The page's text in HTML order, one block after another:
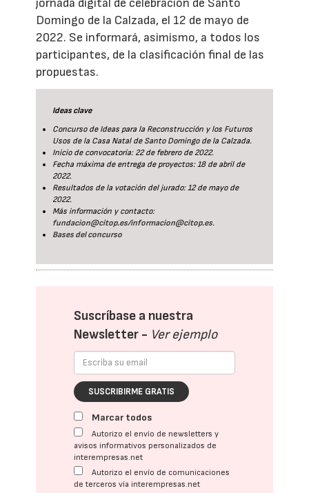
jornada digital de celebración de Santo
Domingo de la Calzada, el 12 de mayo de
2022. Se informará, asimismo, a todos los
participantes, de la clasificación final de las
propuestas.
Ideas clave
Concurso de Ideas para la Reconstrucción y los Futuros
Usos de la Casa Natal de Santo Domingo de la Calzada.
Inicio de convocatoria: 22 de febrero de 2022.
Fecha máxima de entrega de proyectos: 18 de abril de
2022.
Resultados de la votación del jurado: 12 de mayo de
2022.
Más información y contacto:
fundacion@citop.es/informacion@citop.es.
Bases del concurso
Suscríbase a nuestra
Newsletter - Ver ejemplo
SUSCRIBIRME GRATIS
Marcar todos
Autorizo el envío de newsletters y
avisos informativos personalizados de
interempresas.net
Autorizo el envío de comunicaciones
de terceros vía interempresas.net